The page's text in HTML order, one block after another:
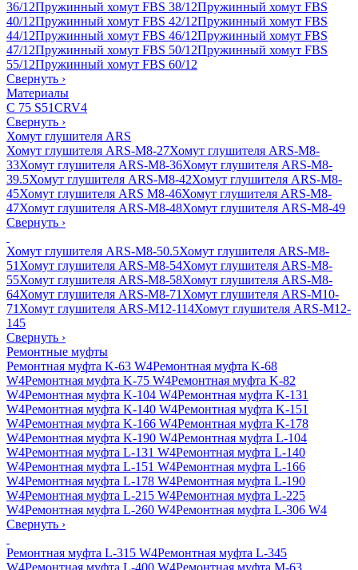
36/12Пружинный хомут FBS 38/12Пружинный хомут FBS
40/12Пружинный хомут FBS 42/12Пружинный хомут FBS
44/12Пружинный хомут FBS 46/12Пружинный хомут FBS
47/12Пружинный хомут FBS 50/12Пружинный хомут FBS
55/12Пружинный хомут FBS 60/12
Свернуть ›
Материалы
C 75 S51CRV4
Свернуть ›
Хомут глушителя ARS
Хомут глушителя ARS-M8-27Хомут глушителя ARS-M8-
33Хомут глушителя ARS-M8-36Хомут глушителя ARS-M8-
39.5Хомут глушителя ARS-M8-42Хомут глушителя ARS-M8-
45Хомут глушителя ARS M8-46Хомут глушителя ARS-M8-
47Хомут глушителя ARS-M8-48Хомут глушителя ARS-M8-49
Свернуть ›
Хомут глушителя ARS-M8-50.5Хомут глушителя ARS-M8-
51 Хомут глушителя ARS-M8-54Хомут глушителя ARS-M8-
55Хомут глушителя ARS-M8-58Хомут глушителя ARS-M8-
64Хомут глушителя ARS-M8-71 Хомут глушителя ARS-M10-
71 Хомут глушителя ARS-M12-114Хомут глушителя ARS-M12-
145
Свернуть ›
Ремонтные муфты
Ремонтная муфта K-63 W4Ремонтная муфта K-68
W4Ремонтная муфта K-75 W4Ремонтная муфта K-82
W4Ремонтная муфта K-104 W4Ремонтная муфта K-131
W4Ремонтная муфта K-140 W4Ремонтная муфта K-151
W4Ремонтная муфта K-166 W4Ремонтная муфта K-178
W4Ремонтная муфта K-190 W4Ремонтная муфта L-104
W4Ремонтная муфта L-131 W4Ремонтная муфта L-140
W4Ремонтная муфта L-151 W4Ремонтная муфта L-166
W4Ремонтная муфта L-178 W4Ремонтная муфта L-190
W4Ремонтная муфта L-215 W4Ремонтная муфта L-225
W4Ремонтная муфта L-260 W4Ремонтная муфта L-306 W4
Свернуть ›
Ремонтная муфта L-315 W4Ремонтная муфта L-345
W4Ремонтная муфта L-400 W4Ремонтная муфта M-63